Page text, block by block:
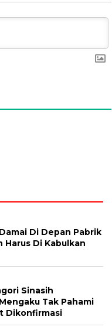
Di Depan Pabrik
Harus Di Kabulkan
Sinasih
Tak Pahami
Dikonfirmasi